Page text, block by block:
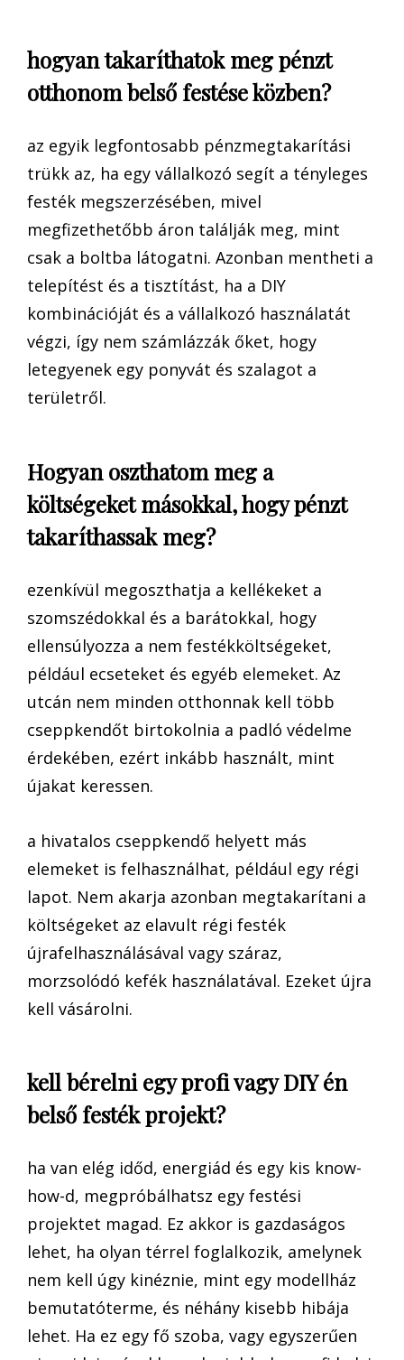
hogyan takaríthatok meg pénzt
otthonom belső festése közben?
az egyik legfontosabb pénzmegtakarítási
trükk az, ha egy vállalkozó segít a tényleges
festék megszerzésében, mivel
megfizethetőbb áron találják meg, mint
csak a boltba látogatni. Azonban mentheti a
telepítést és a tisztítást, ha a DIY
kombinációját és a vállalkozó használatát
végzi, így nem számlázzák őket, hogy
letegyenek egy ponyvát és szalagot a
területről.
Hogyan oszthatom meg a
költségeket másokkal, hogy pénzt
takaríthassak meg?
ezenkívül megoszthatja a kellékeket a
szomszédokkal és a barátokkal, hogy
ellensúlyozza a nem festékköltségeket,
például ecseteket és egyéb elemeket. Az
utcán nem minden otthonnak kell több
cseppkendőt birtokolnia a padló védelme
érdekében, ezért inkább használt, mint
újakat keressen.
a hivatalos cseppkendő helyett más
elemeket is felhasználhat, például egy régi
lapot. Nem akarja azonban megtakarítani a
költségeket az elavult régi festék
újrafelhasználásával vagy száraz,
morzsolódó kefék használatával. Ezeket újra
kell vásárolni.
kell bérelni egy profi vagy DIY én
belső festék projekt?
ha van elég időd, energiád és egy kis know-
how-d, megpróbálhatsz egy festési
projektet magad. Ez akkor is gazdaságos
lehet, ha olyan térrel foglalkozik, amelynek
nem kell úgy kinéznie, mint egy modellház
bemutatóterme, és néhány kisebb hibája
lehet. Ha ez egy fő szoba, vagy egyszerűen